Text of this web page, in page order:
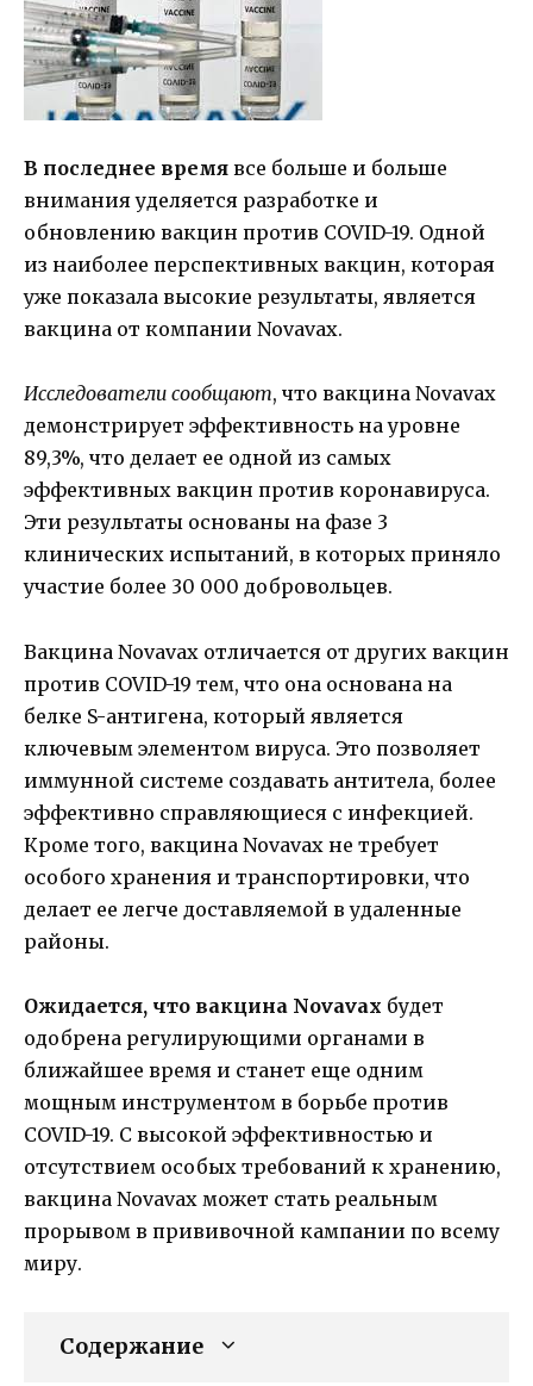
В последнее время все больше и больше
внимания уделяется разработке и
обновлению вакцин против COVID-19. Одной
из наиболее перспективных вакцин, которая
уже показала высокие результаты, является
вакцина от компании Novavax.
Исследователи сообщают, что вакцина Novavax
демонстрирует эффективность на уровне
89,3%, что делает ее одной из самых
эффективных вакцин против коронавируса.
Эти результаты основаны на фазе 3
клинических испытаний, в которых приняло
участие более 30 000 добровольцев.
Вакцина Novavax отличается от других вакцин
против COVID-19 тем, что она основана на
белке S-антигена, который является
ключевым элементом вируса. Это позволяет
иммунной системе создавать антитела, более
эффективно справляющиеся с инфекцией.
Кроме того, вакцина Novavax не требует
особого хранения и транспортировки, что
делает ее легче доставляемой в удаленные
районы.
Ожидается, что вакцина Novavax будет
одобрена регулирующими органами в
ближайшее время и станет еще одним
мощным инструментом в борьбе против
COVID-19. С высокой эффективностью и
отсутствием особых требований к хранению,
вакцина Novavax может стать реальным
прорывом в прививочной кампании по всему
миру.
Содержание